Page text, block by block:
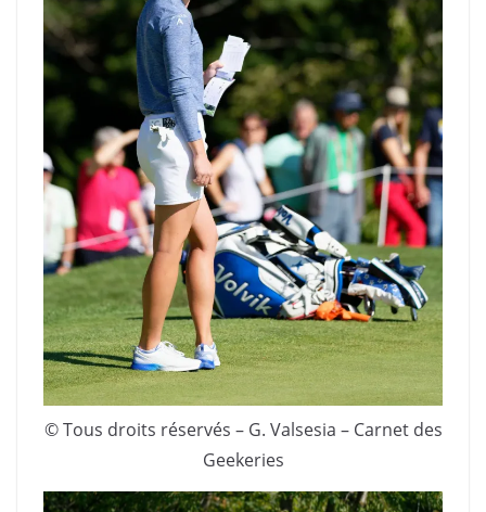
© Tous droits réservés – G. Valsesia – Carnet des
Geekeries